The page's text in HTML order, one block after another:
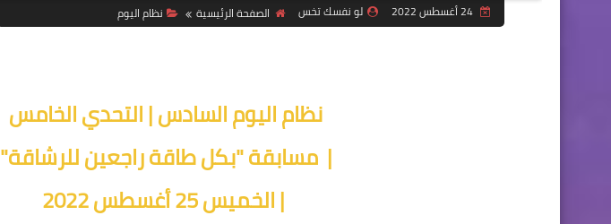
لو نفسك تخس الصفحة الرئيسية نظام اليوم
نظام اليوم السادس | التحدي الخامس
| مسابقة "بكل طاقة راجعين للرشاقة"
| الخميس 25 أغسطس 2022